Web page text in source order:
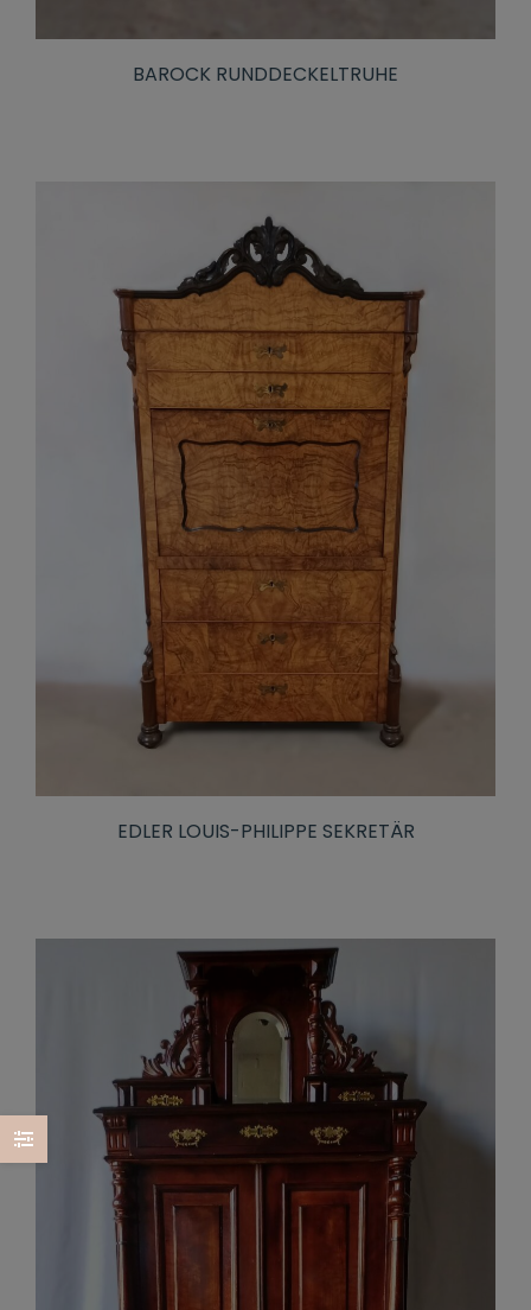
BAROCK RUNDDECKELTRUHE
EDLER LOUIS-PHILIPPE SEKRETÄR